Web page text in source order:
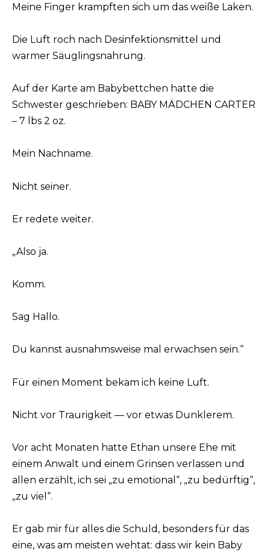
Meine Finger krampften sich um das weiße Laken.
Die Luft roch nach Desinfektionsmittel und
warmer Säuglingsnahrung.
Auf der Karte am Babybettchen hatte die
Schwester geschrieben: BABY MÄDCHEN CARTER
– 7 lbs 2 oz.
Mein Nachname.
Nicht seiner.
Er redete weiter.
„Also ja.
Komm.
Sag Hallo.
Du kannst ausnahmsweise mal erwachsen sein.“
Für einen Moment bekam ich keine Luft.
Nicht vor Traurigkeit — vor etwas Dunklerem.
Vor acht Monaten hatte Ethan unsere Ehe mit
einem Anwalt und einem Grinsen verlassen und
allen erzählt, ich sei „zu emotional“, „zu bedürftig“,
„zu viel“.
Er gab mir für alles die Schuld, besonders für das
eine, was am meisten wehtat: dass wir kein Baby